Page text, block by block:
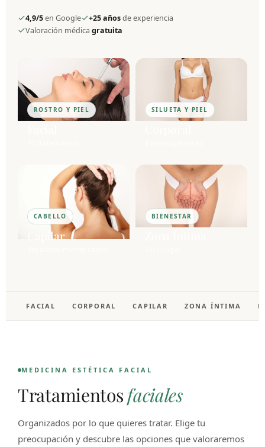
4,9/5en Google +25 añosde experiencia
Valoración médica gratuita
ROSTRO Y PIEL SILUETA Y PIEL
CABELLO
Capilar
BIENESTAR
FACIAL CORPORAL CAPILAR ZONA ÍNTIMA
MEDICINA ESTÉTICA FACIAL
Tratamientos faciales
Organizados por lo que quieres tratar. Elige tu
preocupación y descubre las opciones que valoraremos